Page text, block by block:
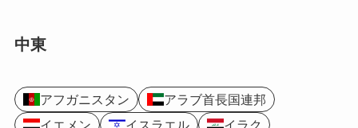
中東
アフガニスタン
アラブ首長国連邦
イエメン
イスラエル
イラク